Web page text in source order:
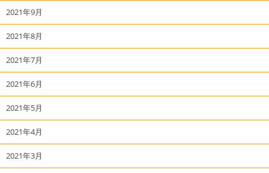
2021年9月
2021年8月
2021年7月
2021年6月
2021年5月
2021年4月
2021年3月